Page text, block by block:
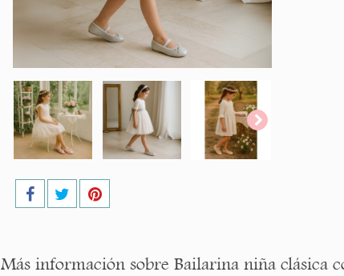
Más información sobre Bailarina niña clásica